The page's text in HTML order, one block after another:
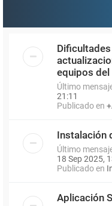
equipos del
Último
21:11
Publicado en
Instalación
Último
18 Sep 2025,
Publicado en
Aplicación